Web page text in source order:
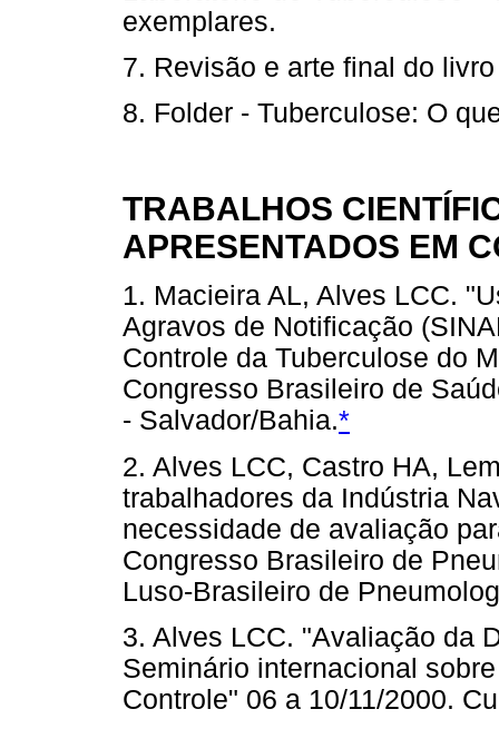
exemplares.
7. Revisão e arte final do
8. Folder - Tuberculose: O
TRABALHOS
APRESENTADOS EM
1. Macieira AL, Alves LCC.
Agravos de Notificação
Controle da Tuberculose do
Congresso Brasileiro de
- Salvador/Bahia.*
2. Alves LCC, Castro HA,
trabalhadores da Indústria
necessidade de avaliação
Congresso Brasileiro de
Luso-Brasileiro de
3. Alves LCC. "Avaliação da
Seminário internacional
Controle" 06 a 10/11/2000.